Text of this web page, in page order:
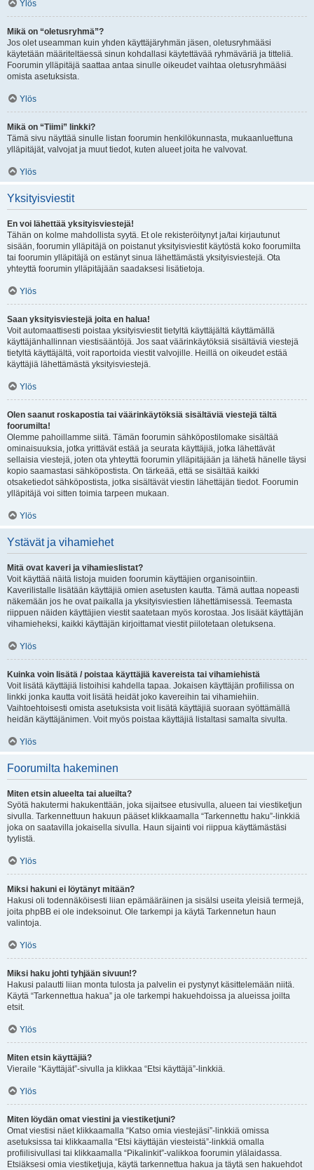
Ylös
Mikä on “oletusryhmä”?
Jos olet useamman kuin yhden käyttäjäryhmän jäsen, oletusryhmääsi
käytetään määriteltäessä sinun kohdallasi käytettävää ryhmäväriä ja titteliä.
Foorumin ylläpitäjä saattaa antaa sinulle oikeudet vaihtaa oletusryhmääsi
omista asetuksista.
Ylös
Mikä on “Tiimi” linkki?
Tämä sivu näyttää sinulle listan foorumin henkilökunnasta, mukaanluettuna
ylläpitäjät, valvojat ja muut tiedot, kuten alueet joita he valvovat.
Ylös
Yksityisviestit
En voi lähettää yksityisviestejä!
Tähän on kolme mahdollista syytä. Et ole rekisteröitynyt ja/tai kirjautunut
sisään, foorumin ylläpitäjä on poistanut yksityisviestit käytöstä koko foorumilta
tai foorumin ylläpitäjä on estänyt sinua lähettämästä yksityisviestejä. Ota
yhteyttä foorumin ylläpitäjään saadaksesi lisätietoja.
Ylös
Saan yksityisviestejä joita en halua!
Voit automaattisesti poistaa yksityisviestit tietyltä käyttäjältä käyttämällä
käyttäjänhallinnan viestisääntöjä. Jos saat väärinkäytöksiä sisältäviä viestejä
tietyltä käyttäjältä, voit raportoida viestit valvojille. Heillä on oikeudet estää
käyttäjiä lähettämästä yksityisviestejä.
Ylös
Olen saanut roskapostia tai väärinkäytöksiä sisältäviä viestejä tältä
foorumilta!
Olemme pahoillamme siitä. Tämän foorumin sähköpostilomake sisältää
ominaisuuksia, jotka yrittävät estää ja seurata käyttäjiä, jotka lähettävät
sellaisia viestejä, joten ota yhteyttä foorumin ylläpitäjään ja lähetä hänelle täysi
kopio saamastasi sähköpostista. On tärkeää, että se sisältää kaikki
otsaketiedot sähköpostista, jotka sisältävät viestin lähettäjän tiedot. Foorumin
ylläpitäjä voi sitten toimia tarpeen mukaan.
Ylös
Ystävät ja vihamiehet
Mitä ovat kaveri ja vihamieslistat?
Voit käyttää näitä listoja muiden foorumin käyttäjien organisointiin.
Kaverilistalle lisätään käyttäjiä omien asetusten kautta. Tämä auttaa nopeasti
näkemään jos he ovat paikalla ja yksityisviestien lähettämisessä. Teemasta
riippuen näiden käyttäjien viestit saatetaan myös korostaa. Jos lisäät käyttäjän
vihamieheksi, kaikki käyttäjän kirjoittamat viestit piilotetaan oletuksena.
Ylös
Kuinka voin lisätä / poistaa käyttäjiä kavereista tai vihamiehistä
Voit lisätä käyttäjiä listoihisi kahdella tapaa. Jokaisen käyttäjän profiilissa on
linkki jonka kautta voit lisätä heidät joko kavereihin tai vihamiehiin.
Vaihtoehtoisesti omista asetuksista voit lisätä käyttäjiä suoraan syöttämällä
heidän käyttäjänimen. Voit myös poistaa käyttäjiä listaltasi samalta sivulta.
Ylös
Foorumilta hakeminen
Miten etsin alueelta tai alueilta?
Syötä hakutermi hakukenttään, joka sijaitsee etusivulla, alueen tai viestiketjun
sivulla. Tarkennettuun hakuun pääset klikkaamalla “Tarkennettu haku”-linkkiä
joka on saatavilla jokaisella sivulla. Haun sijainti voi riippua käyttämästäsi
tyylistä.
Ylös
Miksi hakuni ei löytänyt mitään?
Hakusi oli todennäköisesti liian epämääräinen ja sisälsi useita yleisiä termejä,
joita phpBB ei ole indeksoinut. Ole tarkempi ja käytä Tarkennetun haun
valintoja.
Ylös
Miksi haku johti tyhjään sivuun!?
Hakusi palautti liian monta tulosta ja palvelin ei pystynyt käsittelemään niitä.
Käytä “Tarkennettua hakua” ja ole tarkempi hakuehdoissa ja alueissa joilta
etsit.
Ylös
Miten etsin käyttäjiä?
Vieraile “Käyttäjät”-sivulla ja klikkaa “Etsi käyttäjä”-linkkiä.
Ylös
Miten löydän omat viestini ja viestiketjuni?
Omat viestisi näet klikkaamalla “Katso omia viestejäsi”-linkkiä omissa
asetuksissa tai klikkaamalla “Etsi käyttäjän viesteistä”-linkkiä omalla
profiilisivullasi tai klikkaamalla “Pikalinkit”-valikkoa foorumin ylälaidassa.
Etsiäksesi omia viestiketjuja, käytä tarkennettua hakua ja täytä sen hakuehdot